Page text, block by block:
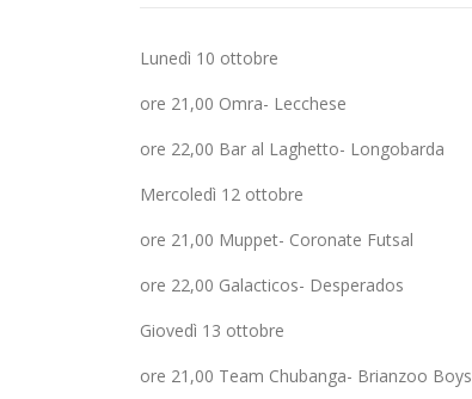
Lunedì 10 ottobre
ore 21,00 Omra- Lecchese
ore 22,00 Bar al Laghetto- Longobarda
Mercoledì 12 ottobre
ore 21,00 Muppet- Coronate Futsal
ore 22,00 Galacticos- Desperados
Giovedì 13 ottobre
ore 21,00 Team Chubanga- Brianzoo Boys